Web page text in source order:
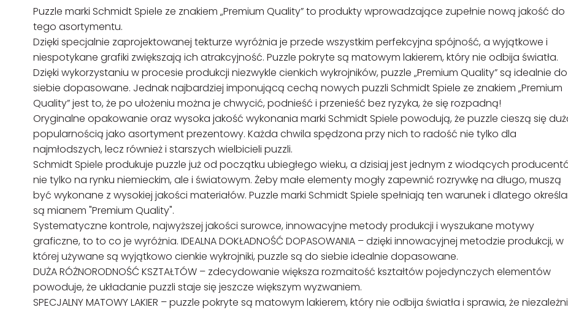
Puzzle marki Schmidt Spiele ze znakiem „Premium Quality” to produkty wprowadzające zupełnie nową jakość do
tego asortymentu.
Dzięki specjalnie zaprojektowanej tekturze wyróżnia je przede wszystkim perfekcyjna spójność, a wyjątkowe i
niespotykane grafiki zwiększają ich atrakcyjność. Puzzle pokryte są matowym lakierem, który nie odbija światła.
Dzięki wykorzystaniu w procesie produkcji niezwykle cienkich wykrojników, puzzle „Premium Quality” są idealnie do
siebie dopasowane. Jednak najbardziej imponującą cechą nowych puzzli Schmidt Spiele ze znakiem „Premium
Quality” jest to, że po ułożeniu można je chwycić, podnieść i przenieść bez ryzyka, że się rozpadną!
Oryginalne opakowanie oraz wysoka jakość wykonania marki Schmidt Spiele powodują, że puzzle cieszą się
popularnością jako asortyment prezentowy. Każda chwila spędzona przy nich to radość nie tylko dla
najmłodszych, lecz również i starszych wielbicieli puzzli.
Schmidt Spiele produkuje puzzle już od początku ubiegłego wieku, a dzisiaj jest jednym z wiodących
nie tylko na rynku niemieckim, ale i światowym. Żeby małe elementy mogły zapewnić rozrywkę na długo, muszą
być wykonane z wysokiej jakości materiałów. Puzzle marki Schmidt Spiele spełniają ten warunek i dlatego
są mianem "Premium Quality".
Systematyczne kontrole, najwyższej jakości surowce, innowacyjne metody produkcji i wyszukane motywy
graficzne, to to co je wyróżnia. IDEALNA DOKŁADNOŚĆ DOPASOWANIA – dzięki innowacyjnej metodzie produkcji, w
której używane są wyjątkowo cienkie wykrojniki, puzzle są do siebie idealnie dopasowane.
DUŻA RÓŻNORODNOŚĆ KSZTAŁTÓW – zdecydowanie większa rozmaitość kształtów pojedynczych elementów
powoduje, że układanie puzzli staje się jeszcze większym wyzwaniem.
SPECJALNY MATOWY LAKIER – puzzle pokryte są matowym lakierem, który nie odbija światła i sprawia, że